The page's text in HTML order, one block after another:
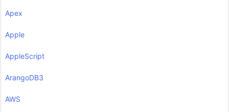
Apex
Apple
AppleScript
ArangoDB3
AWS